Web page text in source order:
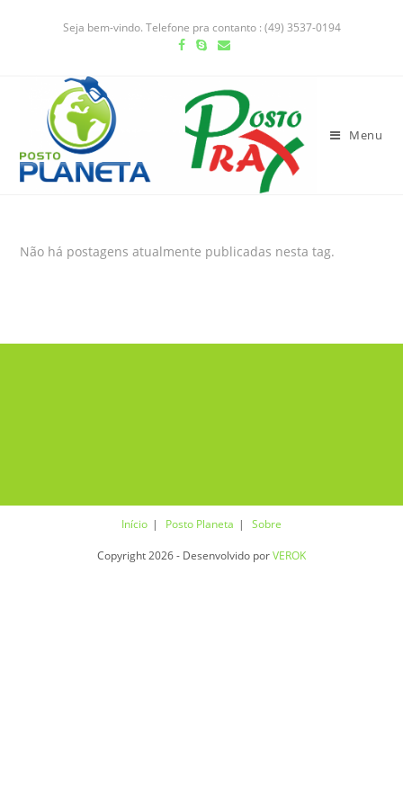
Seja bem-vindo. Telefone pra contanto : (49) 3537-0194
Menu
Não há postagens atualmente publicadas nesta tag.
Início Posto Planeta Sobre
Copyright 2026 - Desenvolvido porVEROK